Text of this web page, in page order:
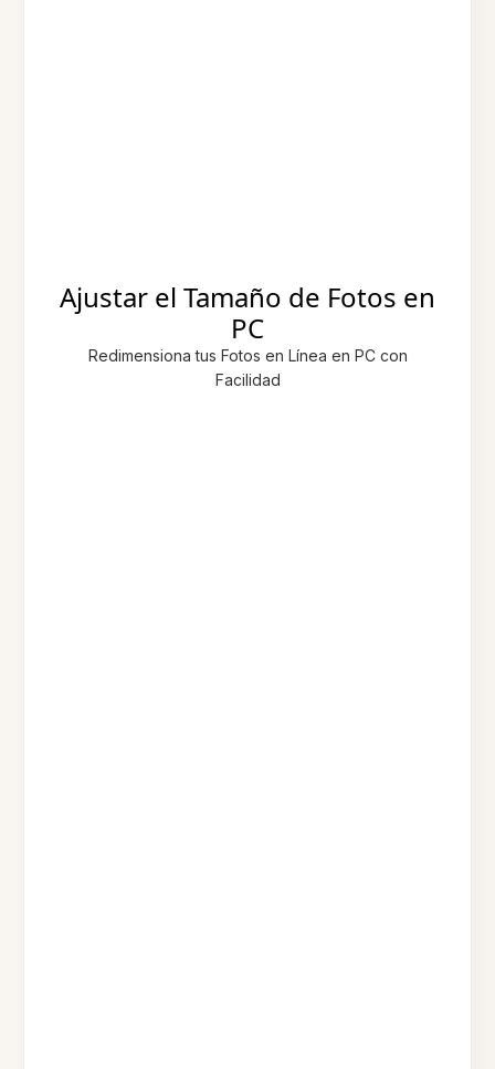
Ajustar el Tamaño de Fotos en
PC
Redimensiona tus Fotos en Línea en PC con
Facilidad